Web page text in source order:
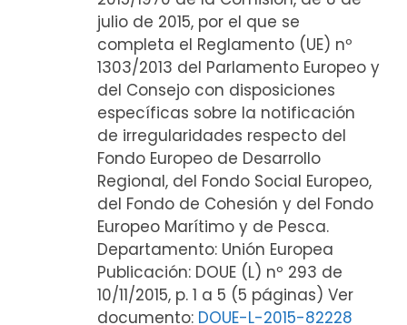
julio de 2015, por el que se
completa el Reglamento (UE) nº
1303/2013 del Parlamento Europeo y
del Consejo con disposiciones
específicas sobre la notificación
de irregularidades respecto del
Fondo Europeo de Desarrollo
Regional, del Fondo Social Europeo,
del Fondo de Cohesión y del Fondo
Europeo Marítimo y de Pesca.
Departamento: Unión Europea
Publicación: DOUE (L) nº 293 de
10/11/2015, p. 1 a 5 (5 páginas) Ver
documento: DOUE-L-2015-82228